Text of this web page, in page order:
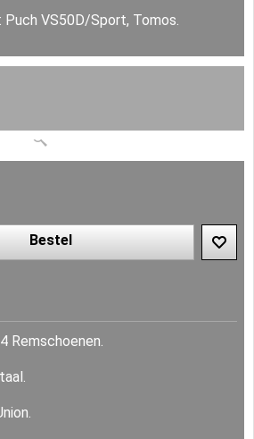
Puch VS50D/Sport, Tomos.
Bestel
Remschoenen.